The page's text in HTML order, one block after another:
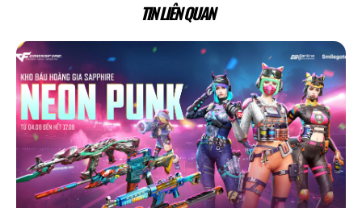
TIN LIÊN QUAN